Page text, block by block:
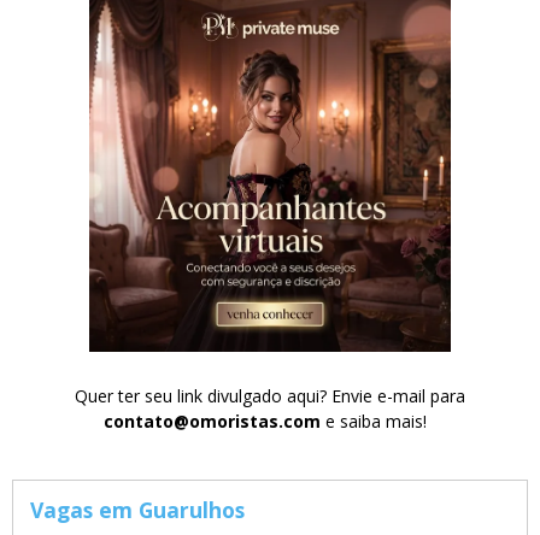
Quer ter seu link divulgado aqui? Envie e-mail para
contato@omoristas.com e saiba mais!
Vagas em Guarulhos